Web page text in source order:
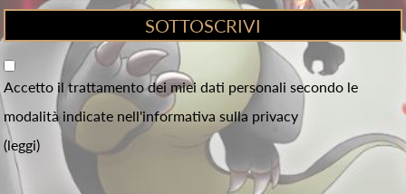
Accetto il trattamento dei miei dati personali secondo le
modalità indicate nell'informativa sulla privacy
(leggi)